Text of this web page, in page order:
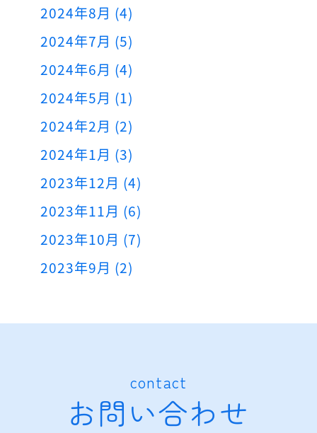
2024年8月 (4)
2024年7月 (5)
2024年6月 (4)
2024年5月 (1)
2024年2月 (2)
2024年1月 (3)
2023年12月 (4)
2023年11月 (6)
2023年10月 (7)
2023年9月 (2)
contact
お問い合わせ